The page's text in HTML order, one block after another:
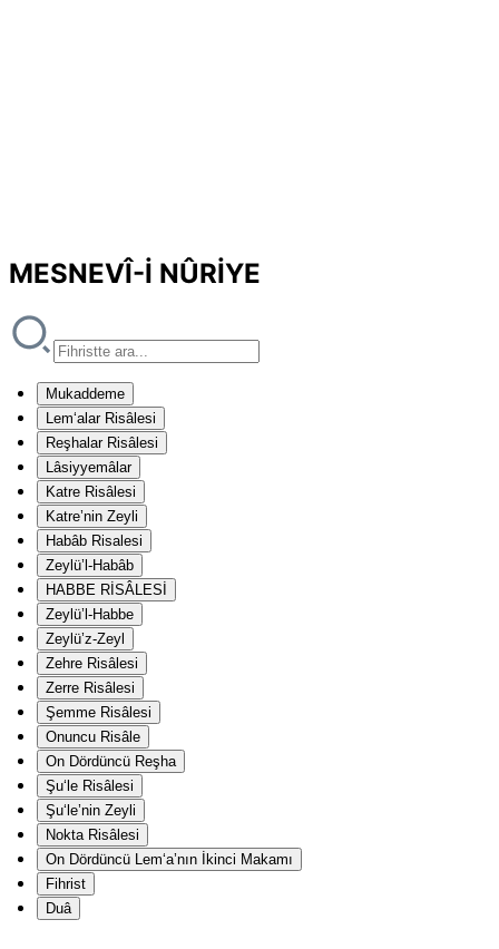
MESNEVÎ-İ NÛRİYE
Mukaddeme
Lem‘alar Risâlesi
Reşhalar Risâlesi
Lâsiyyemâlar
Katre Risâlesi
Katre’nin Zeyli
Habâb Risalesi
Zeylü’l-Habâb
HABBE RİSÂLESİ
Zeylü’l-Habbe
Zeylü’z-Zeyl
Zehre Risâlesi
Zerre Risâlesi
Şemme Risâlesi
Onuncu Risâle
On Dördüncü Reşha
Şu‘le Risâlesi
Şu‘le’nin Zeyli
Nokta Risâlesi
On Dördüncü Lem‘a’nın İkinci Makamı
Fihrist
Duâ